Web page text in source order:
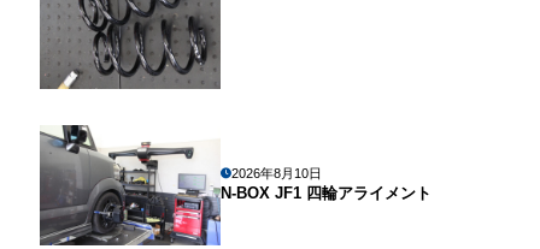
2026年8月10日
N-BOX JF1 四輪アライメント